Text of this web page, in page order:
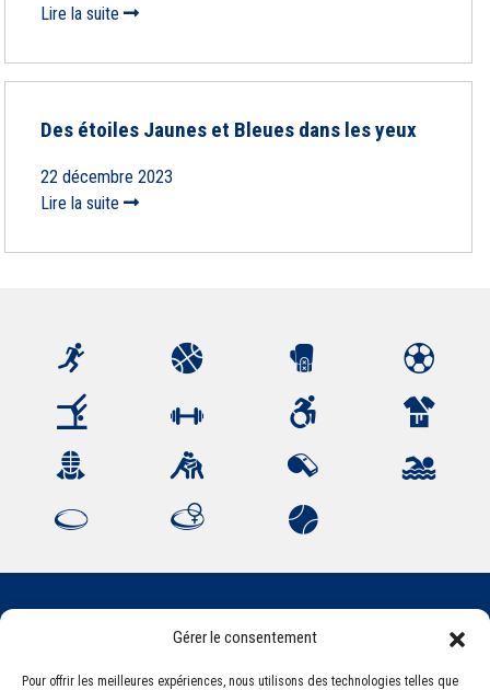
Gérer le consentement
Pour offrir les meilleures expériences, nous utilisons des technologies telles que
Lire la suite
Des étoiles Jaunes et Bleues dans les yeux
22 décembre 2023
Lire la suite
84, boulevard Léon Jouhaux